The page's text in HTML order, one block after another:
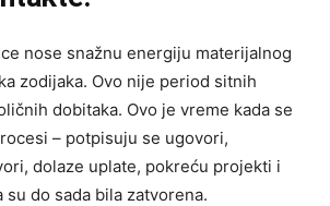
nose snažnu energiju materijalnog
zodijaka. Ovo nije period sitnih
dobitaka. Ovo je vreme kada se
– potpisuju se ugovori,
dolaze uplate, pokreću projekti i
su do sada bila zatvorena.